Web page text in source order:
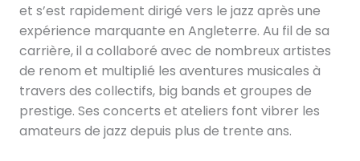
et s’est rapidement dirigé vers le jazz après une
expérience marquante en Angleterre. Au fil de sa
carrière, il a collaboré avec de nombreux artistes
de renom et multiplié les aventures musicales à
travers des collectifs, big bands et groupes de
prestige. Ses concerts et ateliers font vibrer les
amateurs de jazz depuis plus de trente ans.